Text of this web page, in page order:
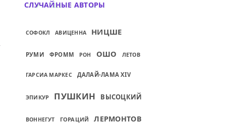
СЕДИНА В БОРОДУ — БЕС В РЕБРО...
СЛУЧАЙНЫЕ АВТОРЫ
СОФОКЛ АВИЦЕННА НИЦШЕ
РУМИ ФРОММ РОН ОШО ЛЕТОВ
ГАРСИА МАРКЕС ДАЛАЙ-ЛАМА XIV
ЭПИКУР ПУШКИН ВЫСОЦКИЙ
ВОННЕГУТ ГОРАЦИЙ ЛЕРМОНТОВ